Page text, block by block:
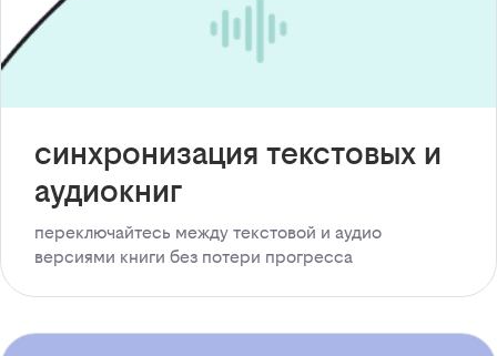
синхронизация текстовых и
аудиокниг
переключайтесь между текстовой и аудио
версиями книги без потери прогресса